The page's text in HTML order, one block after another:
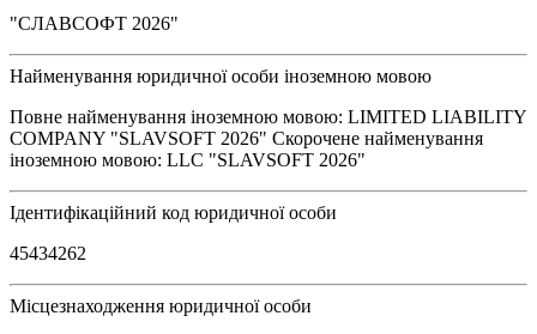
"СЛАВСОФТ 2026"
Найменування юридичної особи іноземною мовою
Повне найменування іноземною мовою: LIMITED LIABILITY
COMPANY "SLAVSOFT 2026" Скорочене найменування
іноземною мовою: LLC "SLAVSOFT 2026"
Ідентифікаційний код юридичної особи
45434262
Місцезнаходження юридичної особи